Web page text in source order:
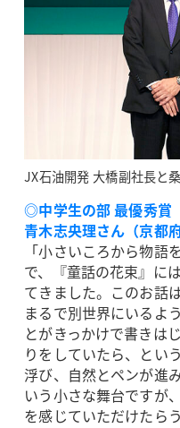
JX石油開発 大橋副社長と
◎中学生の部 最優秀賞
青木志央理さん（京都
「小さいころから物語
で、『童話の花束』に
てきました。このお話
まるで別世界にいるよ
とがきっかけで書きは
りをしていたら、とい
浮び、自然とペンが進
いう小さな舞台ですが
を感じていただけたら